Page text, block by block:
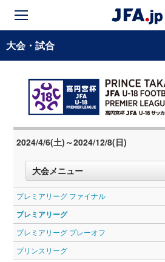
大会・試合
2024/4/6(土)～2024/12/8(日)
大会メニュー
プレミアリーグ ファイナル
プレミアリーグ
プレミアリーグ プレーオフ
プリンスリーグ